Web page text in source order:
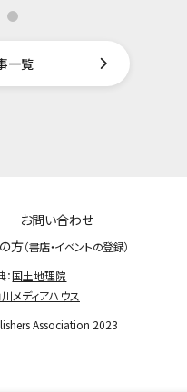
一覧
｜
お問い合わせ
方（書店・イベントの登録）
国土地理院
メディアハウス
Association 2023